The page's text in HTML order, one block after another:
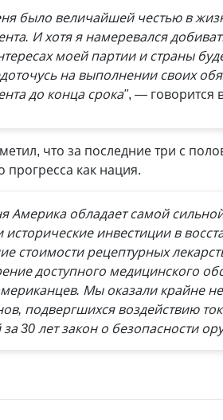
было величайшей честью в
И хотя я намеревался
моей партии и страны
на выполнении своих
до конца срока", — говорится
что за последние три с
прогресса как нация.
Америка обладает самой
исторические инвестиции в
стоимости рецептурных
доступного медицинского
Мы оказали крайне
подвергшихся воздействию
30 лет закон о безопасности